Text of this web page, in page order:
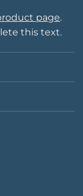
page.
this text.